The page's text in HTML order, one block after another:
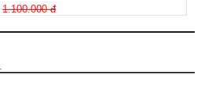
1.100.000 đ